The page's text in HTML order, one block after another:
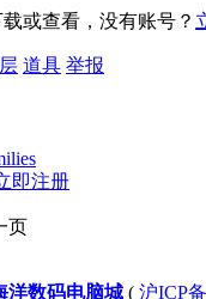
或查看，没有账号？
道具 举报
即注册
页
洋数码电脑城 ( 沪ICP